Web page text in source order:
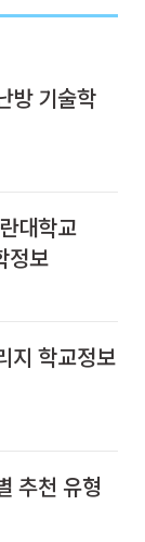
방 기술학
대학교
정보
지 학교정보
추천 유형